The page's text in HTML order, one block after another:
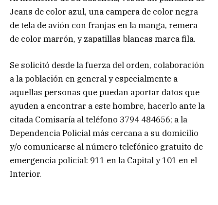
Jeans de color azul, una campera de color negra
de tela de avión con franjas en la manga, remera
de color marrón, y zapatillas blancas marca fila.
Se solicitó desde la fuerza del orden, colaboración
a la población en general y especialmente a
aquellas personas que puedan aportar datos que
ayuden a encontrar a este hombre, hacerlo ante la
citada Comisaría al teléfono 3794 484656; a la
Dependencia Policial más cercana a su domicilio
y/o comunicarse al número telefónico gratuito de
emergencia policial: 911 en la Capital y 101 en el
Interior.